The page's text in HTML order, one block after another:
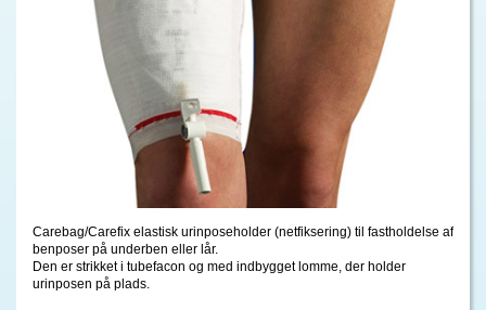
Carebag/Carefix elastisk urinposeholder (netfiksering) til fastholdelse af
benposer på underben eller lår.
Den er strikket i tubefacon og med indbygget lomme, der holder
urinposen på plads.